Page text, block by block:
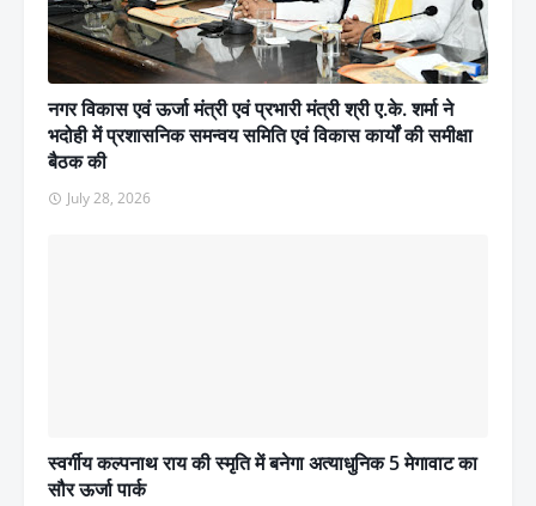
नगर विकास एवं ऊर्जा मंत्री एवं प्रभारी मंत्री श्री ए.के. शर्मा ने
भदोही में प्रशासनिक समन्वय समिति एवं विकास कार्यों की समीक्षा
बैठक की
July 28, 2026
स्वर्गीय कल्पनाथ राय की स्मृति में बनेगा अत्याधुनिक 5 मेगावाट का
सौर ऊर्जा पार्क